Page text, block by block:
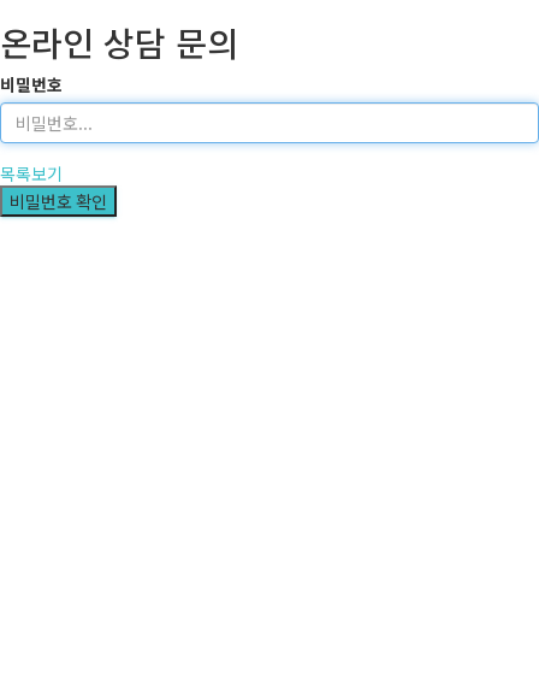
온라인 상담 문의
비밀번호
목록보기
비밀번호 확인